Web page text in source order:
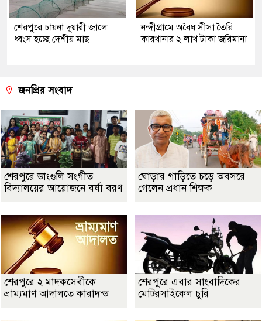
শেরপুরে চায়না দুয়ারী জালে
ধ্বংস হচ্ছে দেশীয় মাছ
নন্দীগ্রামে অবৈধ সীসা তৈরি
কারখানার ২ লাখ টাকা জরিমানা
জনপ্রিয় সংবাদ
শেরপুরে ডাংগুলি সংগীত
বিদ্যালয়ের আয়োজনে বর্ষা বরণ
ঘোড়ার গাড়িতে চড়ে অবসরে
গেলেন প্রধান শিক্ষক
শেরপুরে ২ মাদকসেবীকে
ভ্রাম্যমাণ আদালতে কারাদন্ড
শেরপুরে এবার সাংবাদিকের
মোটরসাইকেল চুরি